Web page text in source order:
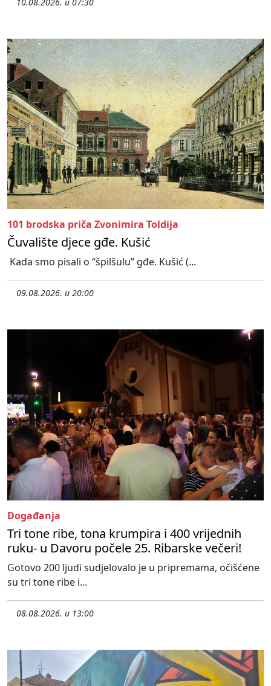
101 brodska priča Zvonimira Toldija
Čuvalište djece gđe. Kušić
Kada smo pisali o “špilšulu” gđe. Kušić (...
09.08.2026. u 20:00
Događanja
Tri tone ribe, tona krumpira i 400 vrijednih
ruku- u Davoru počele 25. Ribarske večeri!
Gotovo 200 ljudi sudjelovalo je u pripremama, očišćene
su tri tone ribe i...
08.08.2026. u 13:00